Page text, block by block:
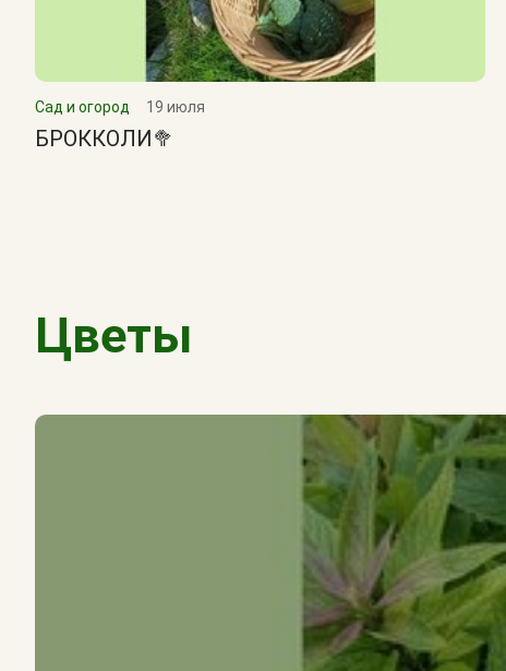
Сад и огород 19 июля
БРОККОЛИ🥦
Цветы